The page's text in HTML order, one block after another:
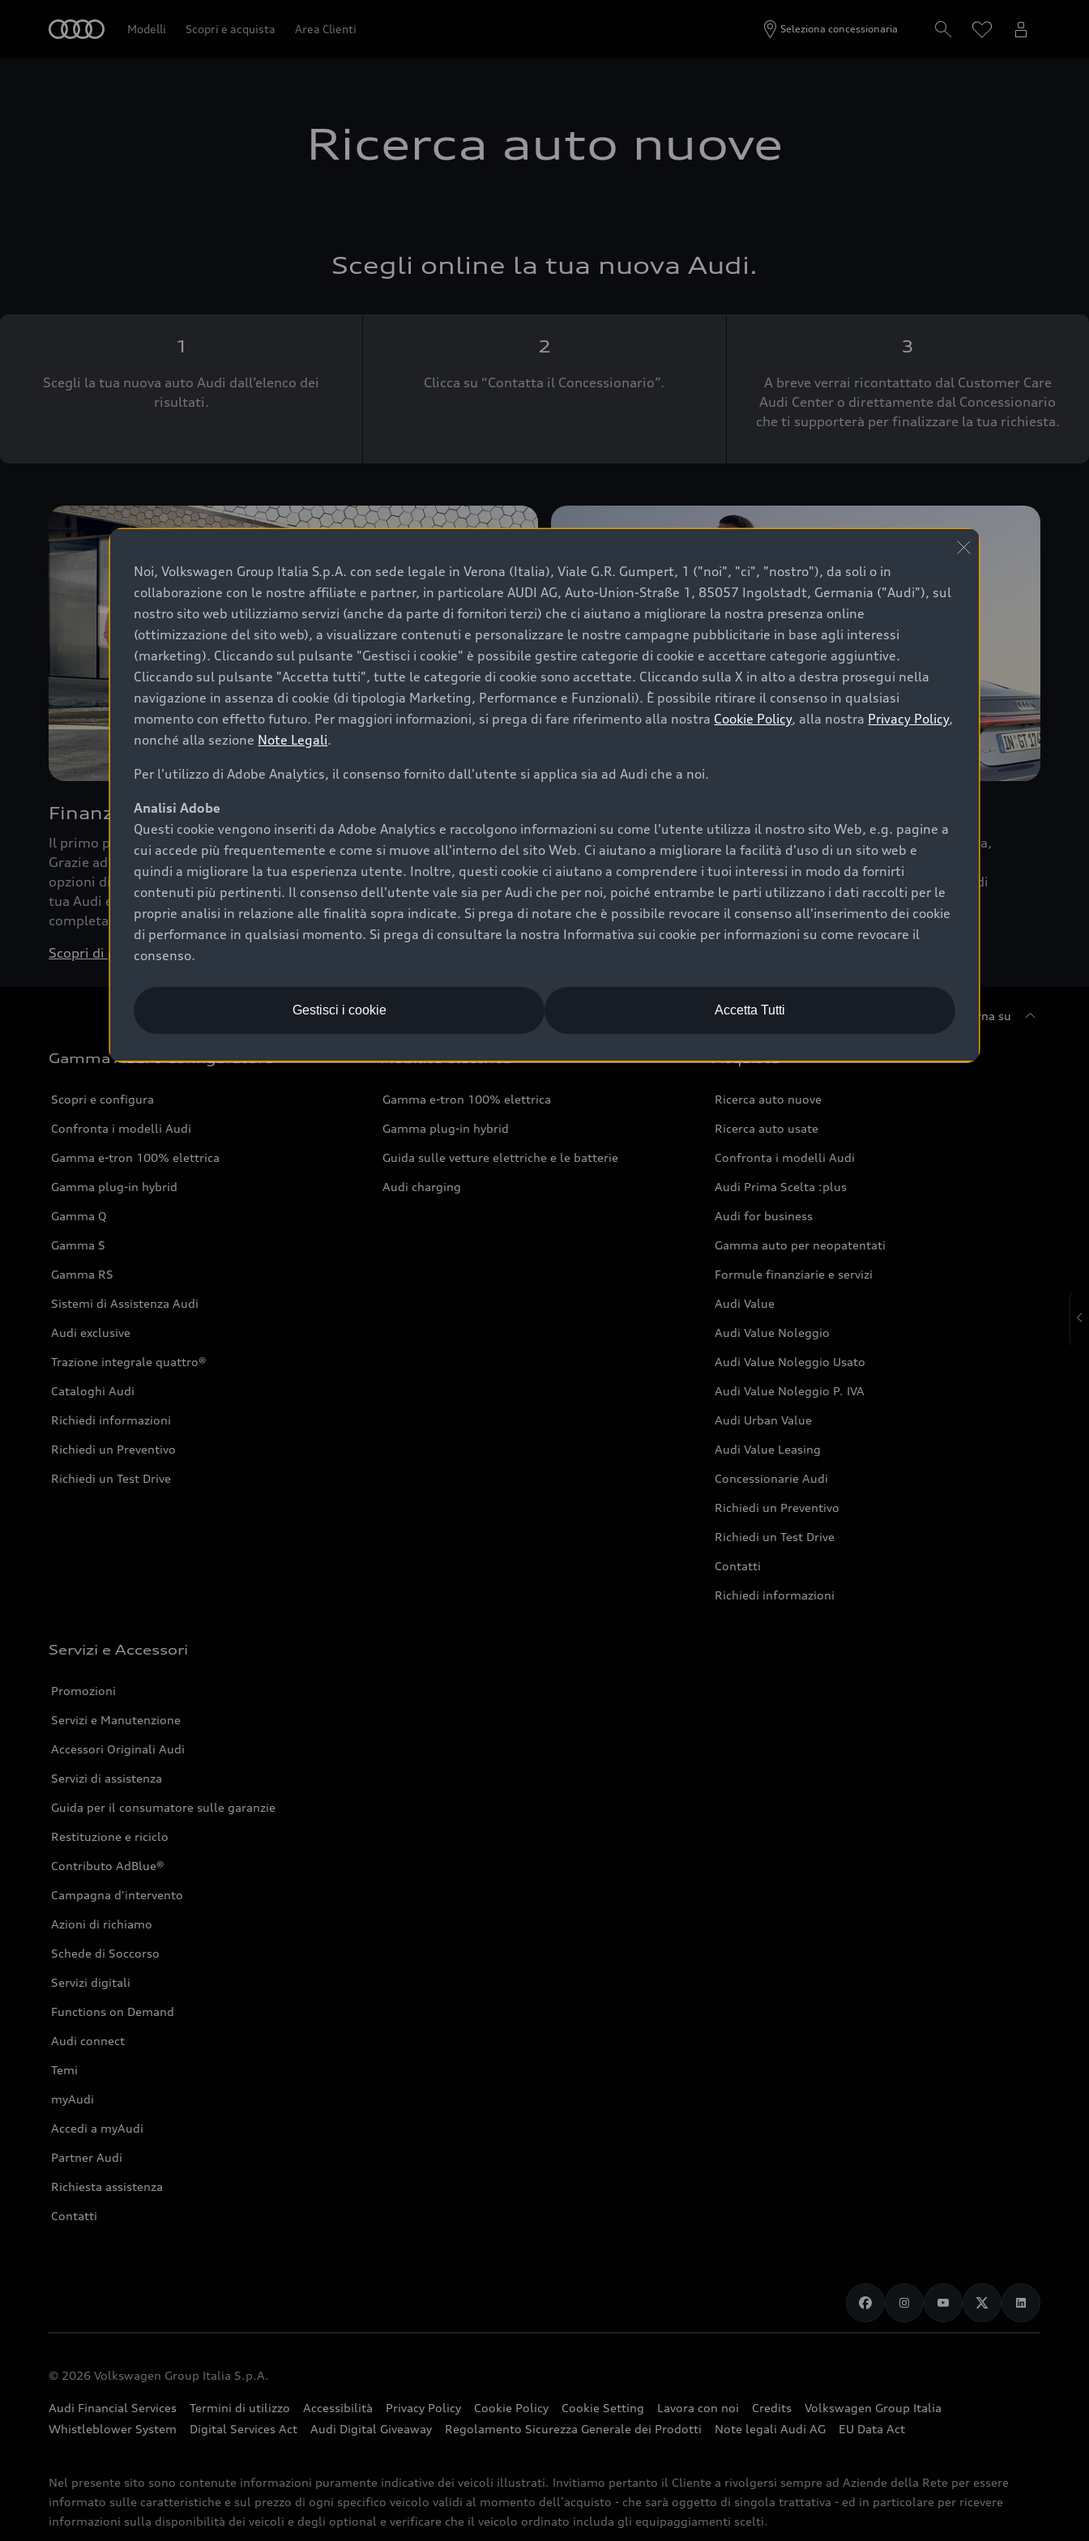
Modelli Scopri e acquista Area Clienti Seleziona concessionaria
Ricerca auto nuove
Scegli online la tua nuova Audi.
1
Scegli la tua nuova auto Audi dall’elenco dei
risultati.
2
Clicca su “Contatta il Concessionario”.
3
A breve verrai ricontattato dal Customer Care
Audi Center o direttamente dal Concessionario
che ti supporterà per finalizzare la tua richiesta.
Finanziare la tua Audi
Il primo passo verso l’emozione di guidare un’Audi è comprarne una.
Grazie ad Audi Financial Services possiamo fornirti un’ampia gamma di
opzioni di acquisto. Con Audi Value ti garantiamo il valore futuro della
tua Audi e, al termine del finanziamento, tutta la libertà di scegliere se
completare l’acquisto, sostituirla o restituirla.
Scopri di più
Per la tua nuova Audi, entro la data di immatricolazione della vettura,
puoi attivare il Piano Premium Care. Scopri i cinque diversi livelli di
copertura previsti, personalizzati secondo le tabelle manutenzione di
ogni auto.
Scopri di più
Torna su
Gamma Audi e Configuratore
Scopri e configura
Confronta i modelli Audi
Gamma e-tron 100% elettrica
Gamma plug-in hybrid
Gamma Q
Gamma S
Gamma RS
Sistemi di Assistenza Audi
Audi exclusive
Trazione integrale quattro®
Cataloghi Audi
Richiedi informazioni
Richiedi un Preventivo
Richiedi un Test Drive
Mobilità elettrica
Gamma e-tron 100% elettrica
Gamma plug-in hybrid
Guida sulle vetture elettriche e le batterie
Audi charging
Acquista
Ricerca auto nuove
Ricerca auto usate
Confronta i modelli Audi
Audi Prima Scelta :plus
Audi for business
Gamma auto per neopatentati
Formule finanziarie e servizi
Audi Value
Audi Value Noleggio
Audi Value Noleggio Usato
Audi Value Noleggio P. IVA
Audi Urban Value
Audi Value Leasing
Concessionarie Audi
Richiedi un Preventivo
Richiedi un Test Drive
Contatti
Richiedi informazioni
Servizi e Accessori
Promozioni
Servizi e Manutenzione
Accessori Originali Audi
Servizi di assistenza
Guida per il consumatore sulle garanzie
Restituzione e riciclo
Contributo AdBlue®
Campagna d'intervento
Azioni di richiamo
Schede di Soccorso
Servizi digitali
Functions on Demand
Audi connect
Temi
myAudi
Accedi a myAudi
Partner Audi
Richiesta assistenza
Contatti
© 2026 Volkswagen Group Italia S.p.A.
Audi Financial Services Termini di utilizzo Accessibilità Privacy Policy Cookie Policy Cookie Setting Lavora con noi Credits
Volkswagen Group Italia
Whistleblower System
Digital Services Act Audi Digital Giveaway Regolamento Sicurezza Generale dei Prodotti Note legali Audi AG EU Data Act
Nel presente sito sono contenute informazioni puramente indicative dei veicoli illustrati. Invitiamo pertanto il Cliente a rivolgersi sempre ad Aziende della Rete per essere
informato sulle caratteristiche e sul prezzo di ogni specifico veicolo validi al momento dell’acquisto - che sarà oggetto di singola trattativa - ed in particolare per ricevere
informazioni sulla disponibilità dei veicoli e degli optional e verificare che il veicolo ordinato includa gli equipaggiamenti scelti.
Noi, Volkswagen Group Italia S.p.A. con sede legale in Verona (Italia), Viale G.R. Gumpert, 1 ("noi", "ci", "nostro"), da soli o in
collaborazione con le nostre affiliate e partner, in particolare AUDI AG, Auto-Union-Straße 1, 85057 Ingolstadt, Germania ("Audi"), sul
nostro sito web utilizziamo servizi (anche da parte di fornitori terzi) che ci aiutano a migliorare la nostra presenza online
(ottimizzazione del sito web), a visualizzare contenuti e personalizzare le nostre campagne pubblicitarie in base agli interessi
(marketing). Cliccando sul pulsante "Gestisci i cookie" è possibile gestire categorie di cookie e accettare categorie aggiuntive.
Cliccando sul pulsante "Accetta tutti", tutte le categorie di cookie sono accettate. Cliccando sulla X in alto a destra prosegui nella
navigazione in assenza di cookie (di tipologia Marketing, Performance e Funzionali). È possibile ritirare il consenso in qualsiasi
momento con effetto futuro. Per maggiori informazioni, si prega di fare riferimento alla nostra Cookie Policy, alla nostra Privacy Policy,
nonché alla sezione Note Legali.
Per l'utilizzo di Adobe Analytics, il consenso fornito dall'utente si applica sia ad Audi che a noi.
Analisi Adobe
Questi cookie vengono inseriti da Adobe Analytics e raccolgono informazioni su come l'utente utilizza il nostro sito Web, e.g. pagine a
cui accede più frequentemente e come si muove all'interno del sito Web. Ci aiutano a migliorare la facilità d'uso di un sito web e
quindi a migliorare la tua esperienza utente. Inoltre, questi cookie ci aiutano a comprendere i tuoi interessi in modo da fornirti
contenuti più pertinenti. Il consenso dell'utente vale sia per Audi che per noi, poiché entrambe le parti utilizzano i dati raccolti per le
proprie analisi in relazione alle finalità sopra indicate. Si prega di notare che è possibile revocare il consenso all'inserimento dei cookie
di performance in qualsiasi momento. Si prega di consultare la nostra Informativa sui cookie per informazioni su come revocare il
consenso.
Accetta Tutti
Gestisci i cookie